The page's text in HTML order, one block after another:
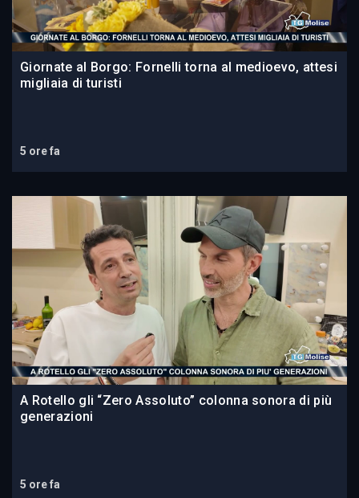
Giornate al Borgo: Fornelli torna al medioevo, attesi
migliaia di turisti
5 ore fa
A Rotello gli “Zero Assoluto” colonna sonora di più
generazioni
5 ore fa